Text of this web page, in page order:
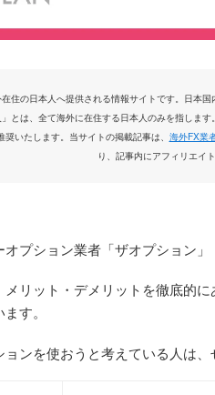
住の日本人へ提供される情報サイトです。日本
とは、全て海外に在住する日本人のみを指しま
いたします。当サイトの掲載記事は、 海外FX業
り、記事内にアフィリエイ
プション業者「ザオプション」
リット・デメリットを徹底的
す。
ンを使おうと考えている人は